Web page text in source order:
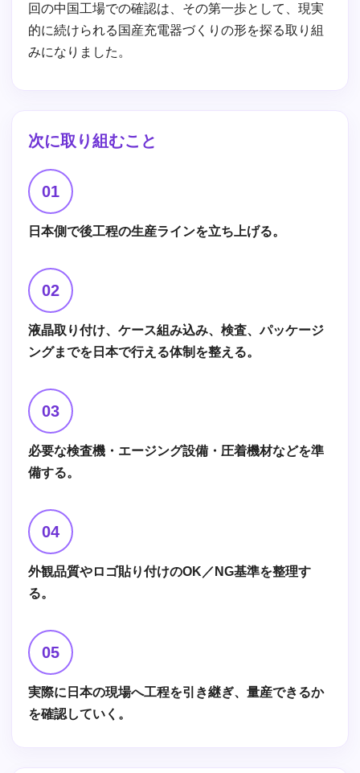
回の中国工場での確認は、その第一歩として、現実
的に続けられる国産充電器づくりの形を探る取り組
みになりました。
次に取り組むこと
01
日本側で後工程の生産ラインを立ち上げる。
02
液晶取り付け、ケース組み込み、検査、パッケージ
ングまでを日本で行える体制を整える。
03
必要な検査機・エージング設備・圧着機材などを準
備する。
04
外観品質やロゴ貼り付けのOK／NG基準を整理す
る。
05
実際に日本の現場へ工程を引き継ぎ、量産できるか
を確認していく。